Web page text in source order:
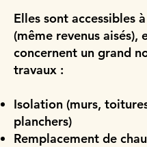
Elles sont accessibles
(même revenus aisés),
concernent un grand
travaux :
Isolation (murs,
planchers)
Remplacement de